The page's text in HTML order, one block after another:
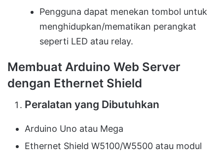
Pengguna dapat menekan tombol untuk
menghidupkan/mematikan perangkat
seperti LED atau relay.
Membuat Arduino Web Server
dengan Ethernet Shield
Peralatan yang Dibutuhkan
Arduino Uno atau Mega
Ethernet Shield W5100/W5500 atau modul